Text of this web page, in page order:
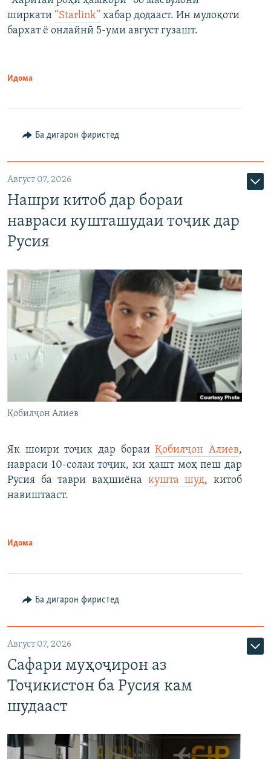
ширкати “Starlink” хабар додааст. Ин мулоқоти
бархат ё онлайнӣ 5-уми август гузашт.
Идома
Ба дигарон фиристед
Август 07, 2026
Нашри китоб дар бораи
навраси кушташудаи тоҷик дар
Русия
Қобилҷон Алиев
Як шоири тоҷик дар бораиҚобилҷон Алиев,
навраси 10-солаи тоҷик, ки ҳашт моҳ пеш дар
Русия ба таври ваҳшиёна кушта шуд, китоб
навиштааст.
Идома
Ба дигарон фиристед
Август 07, 2026
Сафари муҳоҷирон аз
Тоҷикистон ба Русия кам
шудааст